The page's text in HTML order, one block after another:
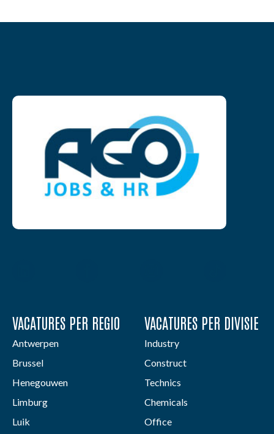
VACATURES PER REGIO
Antwerpen
Brussel
Henegouwen
Limburg
Luik
VACATURES PER DIVISIE
Industry
Construct
Technics
Chemicals
Office